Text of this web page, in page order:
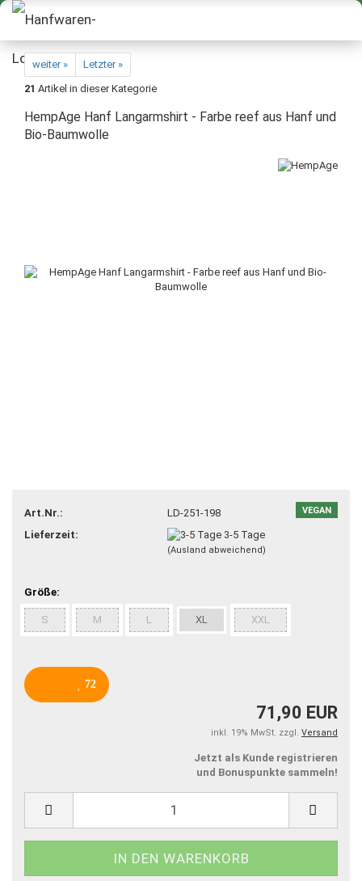
weiter »
Letzter »
21 Artikel in dieser Kategorie
HempAge Hanf Langarmshirt - Farbe reef aus Hanf und
Bio-Baumwolle
VEGAN
Art.Nr.:
LD-251-198
Lieferzeit:
3-5 Tage
(Ausland abweichend)
Größe:
S M L XL XXL
72
71,90 EUR
inkl. 19% MwSt. zzgl. Versand
Jetzt als Kunde registrieren
und Bonuspunkte sammeln!